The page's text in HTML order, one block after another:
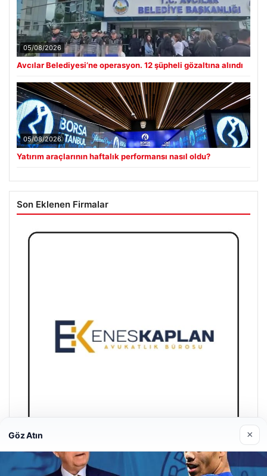
05/08/2026
Avcılar Belediyesi’ne operasyon. 12 şüpheli gözaltına alındı
05/08/2026
Yatırım araçlarının haftalık performansı nasıl oldu?
Son Eklenen Firmalar
Enes Kaplan Avukatlık Bürosu
Göz Atın ×